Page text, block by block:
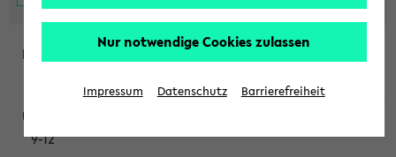
9-12
Nur notwendige Cookies zulassen
Impressum Datenschutz Barrierefreiheit